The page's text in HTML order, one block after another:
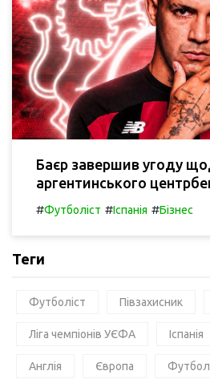
Баєр завершив угоду
аргентинського
#Футболіст #Іспанія #Бізнес
Теги
Футболіст Півзахисник
Ліга чемпіонів УЄФА Іспанія
Англія Європа Футбол